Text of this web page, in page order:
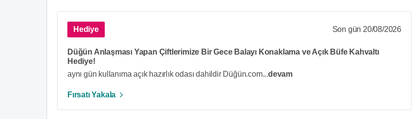
Hediye Son gün 20/08/2026
Düğün Anlaşması Yapan Çiftlerimize Bir Gece Balayı Konaklama ve Açık Büfe Kahvaltı
Hediye!
aynı gün kullanıma açık hazırlık odası dahildir Düğün.com...devam
Fırsatı Yakala